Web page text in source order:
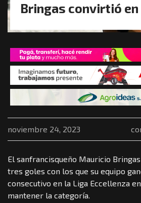
Bringas convirtió
noviembre 24, 2023
El sanfrancisqueño Mauricio
tres goles con los que su equipo
consecutivo en la Liga Eccellenza
mantener la categoría.